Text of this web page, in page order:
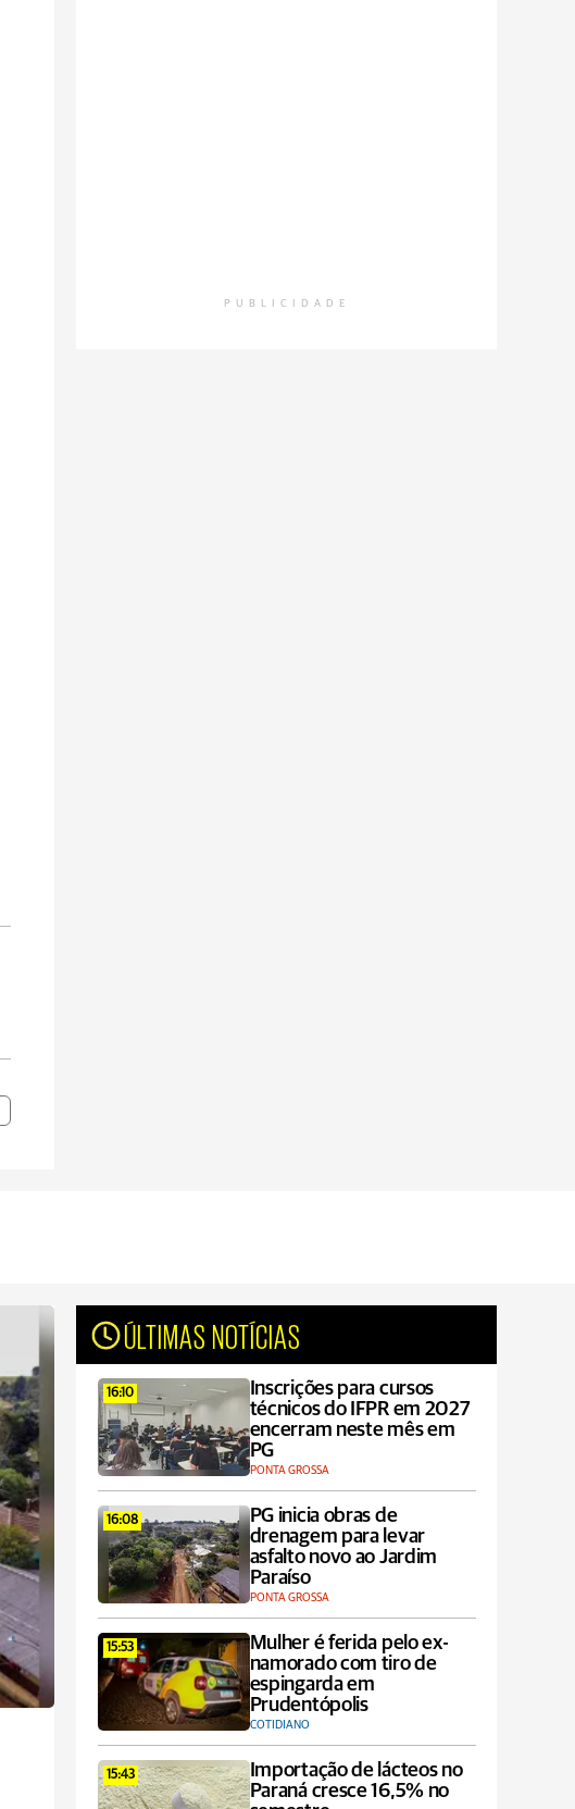
PUBLICIDADE
ÚLTIMAS NOTÍCIAS
16:10
Inscrições para cursos
técnicos do IFPR em 2027
encerram neste mês em
PG
PONTA GROSSA
16:08
PG inicia obras de
drenagem para levar
asfalto novo ao Jardim
Paraíso
PONTA GROSSA
15:53
Mulher é ferida pelo ex-
namorado com tiro de
espingarda em
Prudentópolis
COTIDIANO
15:43
Importação de lácteos no
Paraná cresce 16,5% no